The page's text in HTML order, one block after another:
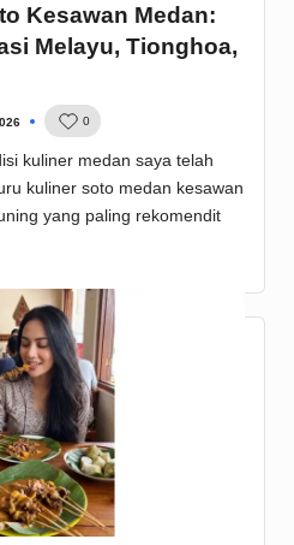
Kesawan Medan:
Melayu, Tionghoa,
0
kuliner medan saya telah
kuliner soto medan kesawan
yang paling rekomendit